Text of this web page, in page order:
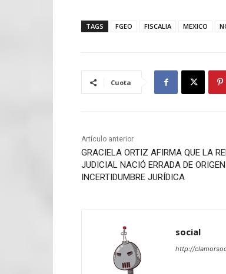
TAGS FGEO FISCALIA MEXICO
Cuota
Artículo anterior
GRACIELA ORTIZ AFIRMA QUE LA
JUDICIAL NACIÓ ERRADA DE
INCERTIDUMBRE JURÍDICA
social
http://